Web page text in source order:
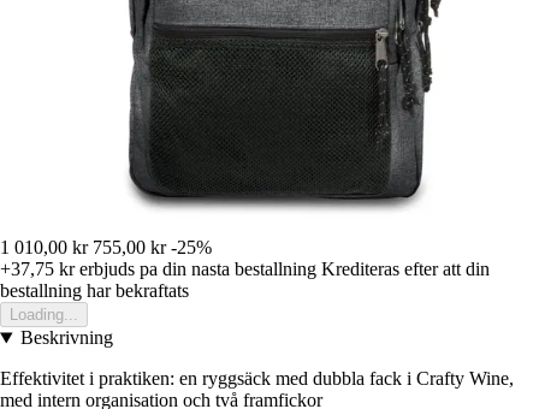
1 010,00 kr 755,00 kr -25%
+37,75 krerbjuds pa din nasta bestallning Krediteras efter att din
bestallning har bekraftats
Loading...
Beskrivning
Effektivitet i praktiken: en ryggsäck med dubbla fack i Crafty Wine,
med intern organisation och två framfickor